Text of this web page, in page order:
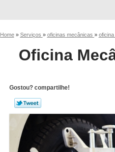
Home » Serviços » oficinas mecânicas »
Oficina
Gostou? compartilhe!